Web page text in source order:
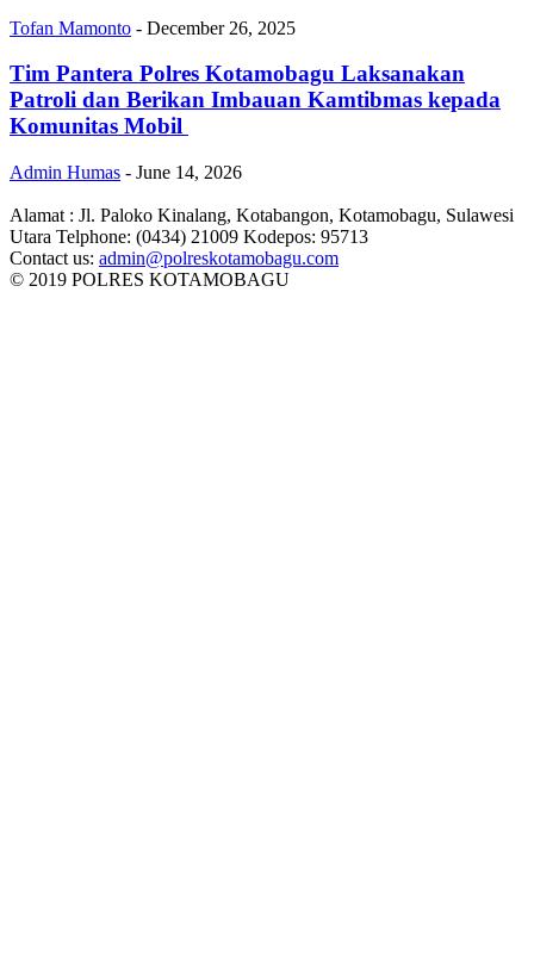
Tofan Mamonto - December 26, 2025
Tim Pantera Polres Kotamobagu Laksanakan
Patroli dan Berikan Imbauan Kamtibmas kepada
Komunitas Mobil ‎
Admin Humas - June 14, 2026
Alamat : Jl. Paloko Kinalang, Kotabangon, Kotamobagu, Sulawesi
Utara Telphone: (0434) 21009 Kodepos: 95713
Contact us: admin@polreskotamobagu.com
© 2019 POLRES KOTAMOBAGU